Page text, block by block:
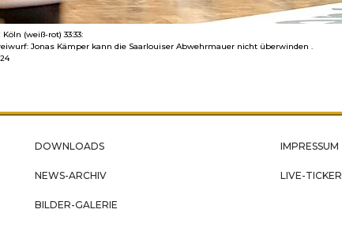
(weiß-rot) 33:33:
Jonas Kämper kann die Saarlouiser Abwehrmauer nicht überwinden .
DOWNLOADS
NEWS-ARCHIV
BILDER-GALERIE
IMPRESSUM
LIVE-TICKER